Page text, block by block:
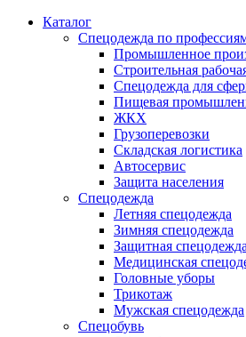
Каталог
Спецодежда по
Промышленное
Строительная
Спецодежда для
Пищевая
ЖКХ
Грузоперевозки
Складская логистика
Автосервис
Защита населения
Спецодежда
Летняя спецодежда
Зимняя спецодежда
Защитная спецодежда
Медицинская
Головные уборы
Трикотаж
Мужская спецодежда
Спецобувь